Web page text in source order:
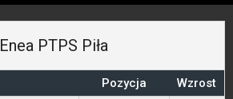
Enea PTPS Piła
Pozycja
Wzrost